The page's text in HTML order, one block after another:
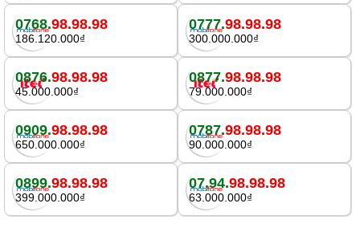
0768.98.98.98
186.120.000₫
0777.98.98.98
300.000.000₫
0876.98.98.98
45.000.000₫
0877.98.98.98
79.000.000₫
0909.98.98.98
650.000.000₫
0787.98.98.98
90.000.000₫
0899.98.98.98
399.000.000₫
07.94.98.98.98
63.000.000₫